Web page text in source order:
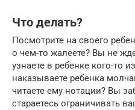
Что делать?
Посмотрите на своего
о чем-то жалеете? Вы не
узнаете в ребенке кого-то
наказываете ребенка
читаете ему нотации? Вы
стараетесь ограничивать